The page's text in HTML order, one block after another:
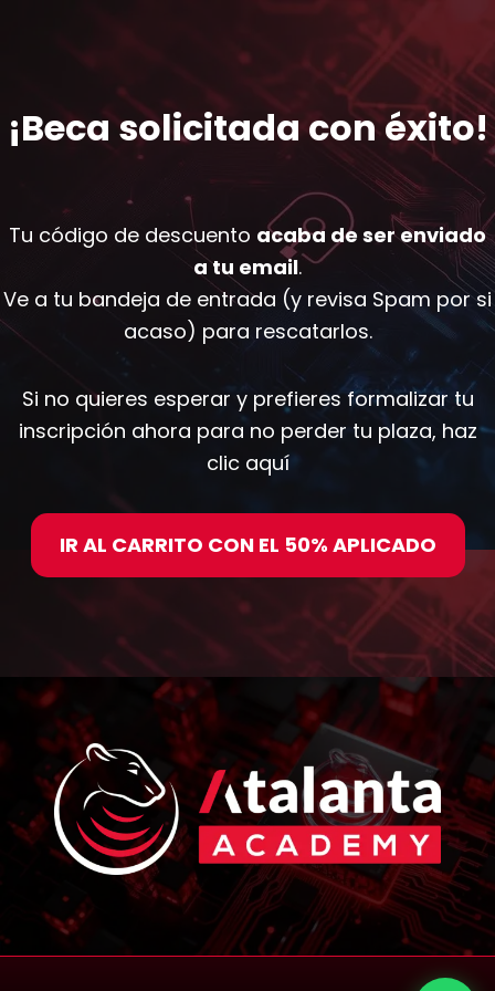
¡Beca solicitada con éxito!
Tu código de descuento acaba de ser enviado
a tu email.
Ve a tu bandeja de entrada (y revisa Spam por si
acaso) para rescatarlos.
Si no quieres esperar y prefieres formalizar tu
inscripción ahora para no perder tu plaza, haz
clic aquí
IR AL CARRITO CON EL 50% APLICADO